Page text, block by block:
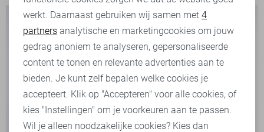
Analytische cookies
Marketing cookies
werkt. Daarnaast gebruiken wij samen met 4
partners analytische en marketingcookies om jouw
gedrag anoniem te analyseren, gepersonaliseerde
content te tonen en relevante advertenties aan te
bieden. Je kunt zelf bepalen welke cookies je
accepteert. Klik op "Accepteren" voor alle cookies, of
kies "Instellingen" om je voorkeuren aan te passen.
Wil je alleen noodzakelijke cookies? Kies dan